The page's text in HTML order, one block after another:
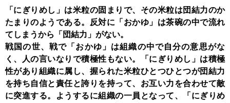
「にぎりめし」は米粒の固まりで、その米粒は団結力のか
たまりのようである。反対に「おかゆ」は茶碗の中で流れ
てしまうから「団結力」がない。
戦国の世、戦で「おかゆ」は組織の中で自分の意思がな
く、人の言いなりで積極性もない。「にぎりめし」は積極
性があり組織に属し、握られた米粒ひとつひとつが団結力
を持ち自信と責任と誇りを持って、お互い力を合わせて敵
に突進する。ようするに組織の一員となって、「にぎりめ